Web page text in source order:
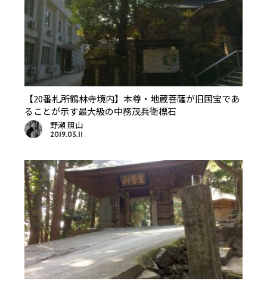
【20番札所鶴林寺境内】本尊・地蔵菩薩が旧国宝であ
ることが示す最大級の中務茂兵衛標石
野瀬 照山
2019.03.11